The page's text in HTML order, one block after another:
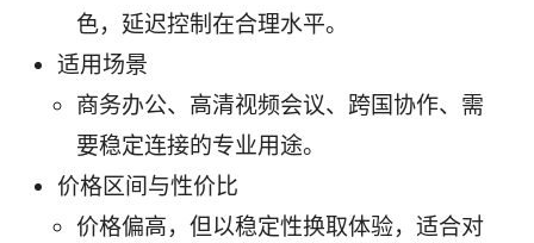
色，延迟控制在合理水平。
适用场景
商务办公、高清视频会议、跨国协作、需
要稳定连接的专业用途。
价格区间与性价比
价格偏高，但以稳定性换取体验，适合对